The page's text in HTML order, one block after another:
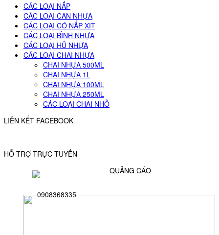
CÁC LOẠI NẮP
CÁC LOẠI CAN NHỰA
CÁC LOẠI CÓ NẮP XỊT
CÁC LOẠI BÌNH NHỰA
CÁC LOẠI HỦ NHỰA
CÁC LOẠI CHAI NHỰA
CHAI NHỰA 500ML
CHAI NHỰA 1L
CHAI NHỰA 100ML
CHAI NHỰA 250ML
CÁC LOẠI CHAI NHỎ
LIÊN KẾT FACEBOOK
HỖ TRỢ TRỰC TUYẾN
0908368335
QUẢNG CÁO